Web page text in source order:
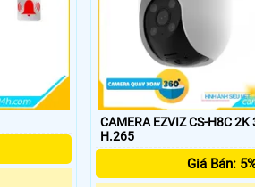
CAMERA EZVIZ CS-H8C 2K 3MP NÉN
H.265
Giá Bán: